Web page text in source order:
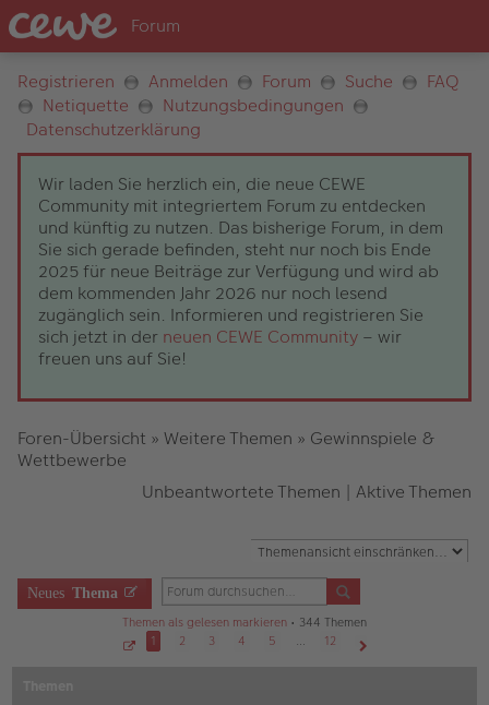
Registrieren Anmelden Forum Suche
FAQ
Netiquette
Nutzungsbedingungen
Datenschutzerklärung
Wir laden Sie herzlich ein, die neue CEWE
Community mit integriertem Forum zu entdecken
und künftig zu nutzen. Das bisherige Forum, in dem
Sie sich gerade befinden, steht nur noch bis Ende
2025 für neue Beiträge zur Verfügung und wird ab
dem kommenden Jahr 2026 nur noch lesend
zugänglich sein. Informieren und registrieren Sie
sich jetzt in der neuen CEWE Community – wir
freuen uns auf Sie!
Foren-Übersicht » Weitere Themen » Gewinnspiele &
Wettbewerbe
Unbeantwortete Themen | Aktive Themen
Neues Thema
Themen als gelesen markieren • 344 Themen
1 2 3 4 5 …
12